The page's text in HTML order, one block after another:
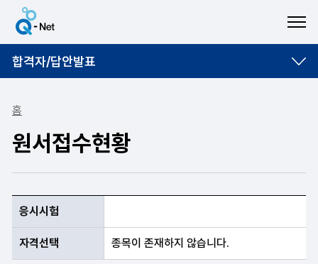
합격자/답안발표
홈
원서접수현황
응시시험, 자격선택 항목순으로 원서접수현황 안내표
응시시험
자격선택 종목이 존재하지 않습니다.